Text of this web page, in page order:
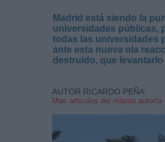
Madrid está siendo la
universidades públicas,
todas las universidades
ante esta nueva ola
destruido, que
AUTOR RICARDO PEÑA
Mas artículos del mismo autor/a